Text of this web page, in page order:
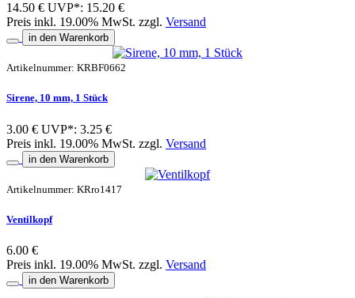
14.50 € UVP*: 15.20 €
Preis inkl. 19.00% MwSt. zzgl. Versand
in den Warenkorb
Artikelnummer: KRBF0662
Sirene, 10 mm, 1 Stück
3.00 € UVP*: 3.25 €
Preis inkl. 19.00% MwSt. zzgl. Versand
in den Warenkorb
Artikelnummer: KRro1417
Ventilkopf
6.00 €
Preis inkl. 19.00% MwSt. zzgl. Versand
in den Warenkorb